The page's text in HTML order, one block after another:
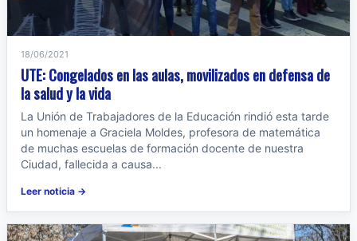
18/06/2021
UTE: Congelados en las aulas, movilizados en defensa de
la salud y la vida
La Unión de Trabajadores de la Educación rindió esta tarde
un homenaje a Graciela Moldes, profesora de matemática
de muchas escuelas de formación docente de nuestra
Ciudad, fallecida a causa...
Leer noticia →